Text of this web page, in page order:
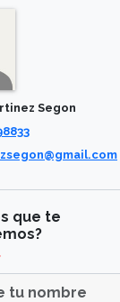
Segon
que te